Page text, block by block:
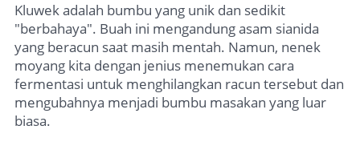
Kluwek adalah bumbu yang unik dan sedikit
"berbahaya". Buah ini mengandung asam sianida
yang beracun saat masih mentah. Namun, nenek
moyang kita dengan jenius menemukan cara
fermentasi untuk menghilangkan racun tersebut dan
mengubahnya menjadi bumbu masakan yang luar
biasa.